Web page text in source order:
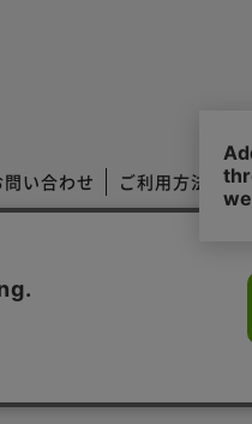
問い合わせ ご利用方法